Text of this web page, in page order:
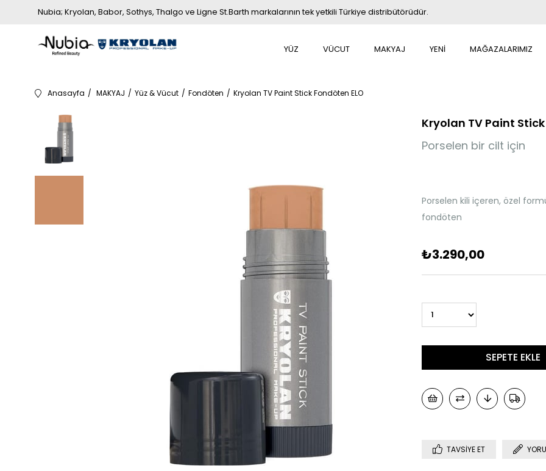
Nubia; Kryolan, Babor, Sothys, Thalgo ve Ligne St.Barth markalarının tek yetkili Türkiye distribütörüdür.
YÜZ VÜCUT MAKYAJ YENİ MAĞAZALARIMIZ
Anasayfa MAKYAJ Yüz & Vücut Fondöten Kryolan TV Paint Stick Fondöten ELO
Kryolan TV Paint
Porselen bir cilt için
Porselen kili içeren, özel
fondöten
₺3.290,00
TAVSIYE ET